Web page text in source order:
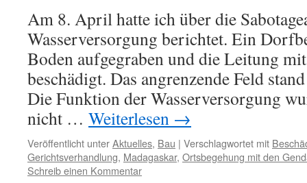
Am 8. April hatte ich über die
Wasserversorgung berichtet. Ein
Boden aufgegraben und die Leitung
beschädigt. Das angrenzende Feld
Die Funktion der Wasserversorgung
nicht … Weiterlesen →
Veröffentlicht unterAktuelles, Bau | Verschlagwortet mit
Gerichtsverhandlung, Madagaskar, Ortsbegehung mit den
Schreib einen Kommentar